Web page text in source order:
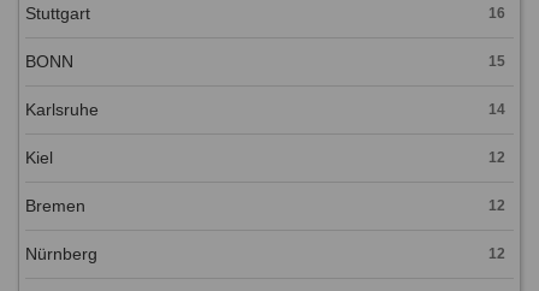
Stuttgart 16
BONN 15
Karlsruhe 14
Kiel 12
Bremen 12
Nürnberg 12